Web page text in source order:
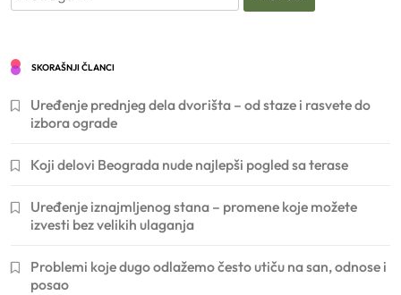
za:
SKORAŠNJI ČLANCI
Uređenje prednjeg dela dvorišta – od staze i rasvete do
izbora ograde
Koji delovi Beograda nude najlepši pogled sa terase
Uređenje iznajmljenog stana – promene koje možete
izvesti bez velikih ulaganja
Problemi koje dugo odlažemo često utiču na san, odnose i
posao